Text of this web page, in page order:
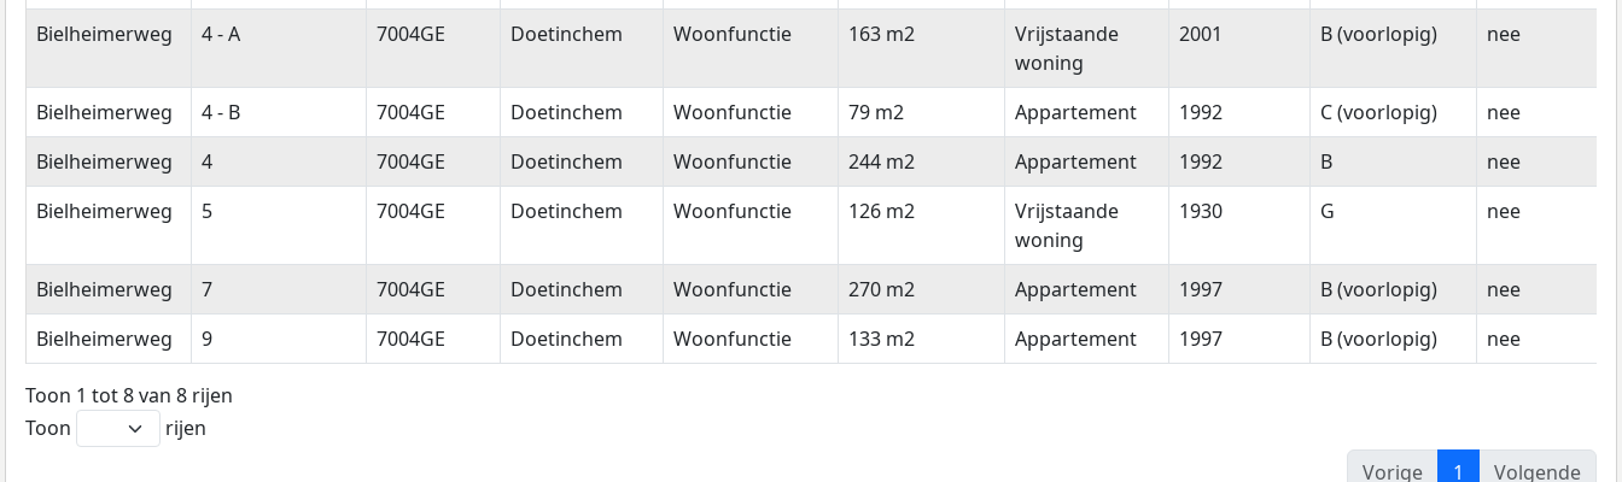
Bielheimerweg 4 - A 7004GE Doetinchem Woonfunctie 163 m2
Vrijstaande
woning
2001 B (voorlopig) nee
Bielheimerweg 4 - B 7004GE Doetinchem Woonfunctie 79 m2 Appartement 1992 C (voorlopig)
nee
Bielheimerweg
4 7004GE Doetinchem Woonfunctie 244 m2 Appartement 1992 B
nee
Bielheimerweg
5 7004GE Doetinchem Woonfunctie 126 m2
Vrijstaande
woning
1930 G nee
Bielheimerweg 7 7004GE Doetinchem Woonfunctie 270 m2 Appartement 1997 B (voorlopig)
nee
Bielheimerweg
9 7004GE Doetinchem Woonfunctie 133 m2 Appartement 1997 B (voorlopig) nee
Toon 1 tot 8 van 8 rijen
Toon
rijen
Vorige
1 Volgende